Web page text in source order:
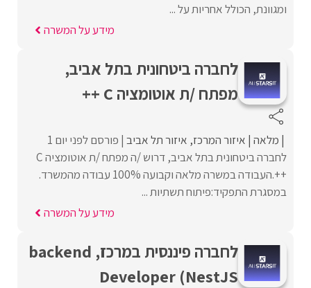
ומגוונת, הכולל אחריות על ...
מידע על המשרה
לחברה ביטחונית בתל אביב,
מפתח /ת אוטומציה C ++
מלאה איזור המרכז איזור תל אביב פורסם לפני יום 1
לחברה ביטחונית בתל אביב, דרוש /ה מפתח /ת אוטומציה C
++.העבודה במשרה מלאה וקבועה 100% עבודה מהמשרד.
במסגרת התפקיד:פיתוח תשתיות ...
מידע על המשרה
לחברה פיננסית במרכז, backend
Developer (NestJS